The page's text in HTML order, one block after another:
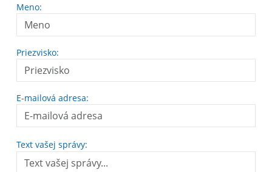
Meno:
Priezvisko:
E-mailová adresa:
Text vašej správy: